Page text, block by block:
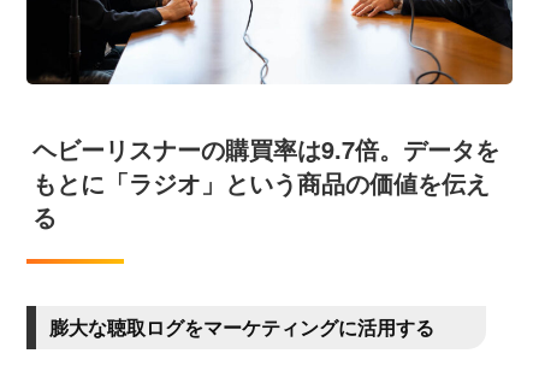
ヘビーリスナーの購買率は9.7倍。データを
もとに「ラジオ」という商品の価値を伝え
る
膨大な聴取ログをマーケティングに活用する